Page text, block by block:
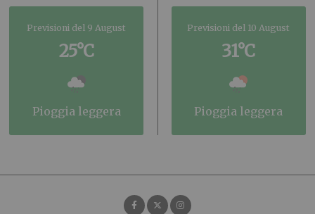
Previsioni del 9 August
25°C
pioggia leggera
Previsioni del 10 August
31°C
pioggia leggera